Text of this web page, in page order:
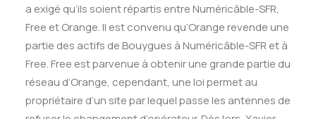
a exigé qu’ils soient répartis entre Numéricâble-SFR,
Free et Orange. Il est convenu qu’Orange revende une
partie des actifs de Bouygues à Numéricâble-SFR et à
Free. Free est parvenue à obtenir une grande partie du
réseau d’Orange, cependant, une loi permet au
propriétaire d’un site par lequel passe les antennes de